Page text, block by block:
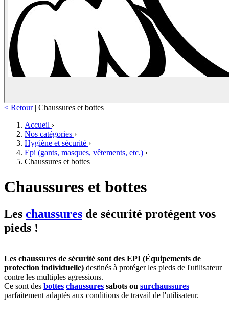
< Retour | Chaussures et bottes
Accueil ›
Nos catégories ›
Hygiène et sécurité ›
Epi (gants, masques, vêtements, etc.) ›
Chaussures et bottes
Chaussures et bottes
Les chaussures de sécurité protégent vos
pieds !
Les chaussures de sécurité sont des EPI (Équipements de
protection individuelle) destinés à protéger les pieds de l'utilisateur
contre les multiples agressions.
Ce sont des bottes chaussures sabots ou surchaussures
parfaitement adaptés aux conditions de travail de l'utilisateur.